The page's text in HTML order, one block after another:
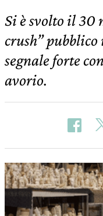
Si è svolto il
crush”
segnale forte
avorio.